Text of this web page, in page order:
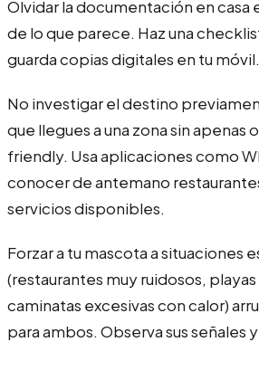
Olvidar la documentación en casa
de lo que parece. Haz una
guarda copias digitales en tu móvil.
No investigar el destino
que llegues a una zona sin
friendly. Usa aplicaciones como
conocer de antemano
servicios disponibles.
Forzar a tu mascota a situaciones
(restaurantes muy ruidosos,
caminatas excesivas con calor)
para ambos. Observa sus señales